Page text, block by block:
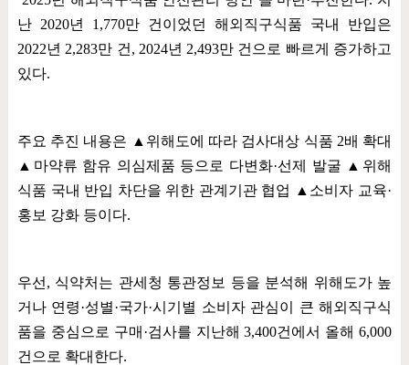
난 2020년 1,770만 건이었던 해외직구식품 국내 반입은
2022년 2,283만 건 , 2024년 2,493만 건으로 빠르게 증가하고
있다.
주요 추진 내용은 ▲ 위해도에 따라 검사대상 식품 2배 확대
▲ 마약류 함유 의심제품 등으로 다변화·선제 발굴 ▲ 위해
식품 국내 반입 차단을 위한 관계기관 협업
▲ 소비자 교육·
홍보 강화 등이다.
우선 , 식약처는 관세청 통관정보 등을 분석해 위해도가 높
거나 연령·성별·국가·시기별 소비자 관심이 큰 해외직구식
품을 중심으로 구매 ·검사를 지난해3,400건에서 올해6,000
건으로 확대한다.